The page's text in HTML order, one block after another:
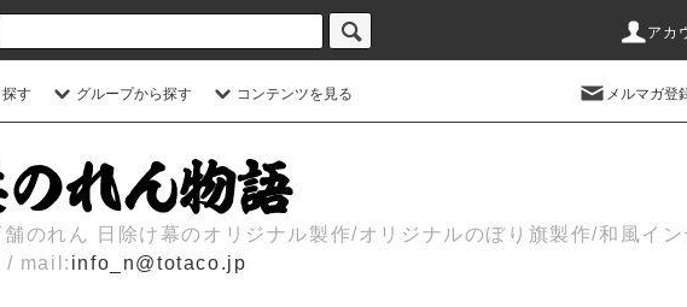
アカ
す グループから探す コンテンツを見る メルマガ登
のれん 日除け幕のオリジナル製作/オリジナルのぼり旗製作/和風イン
/ mail: info_n@totaco.jp